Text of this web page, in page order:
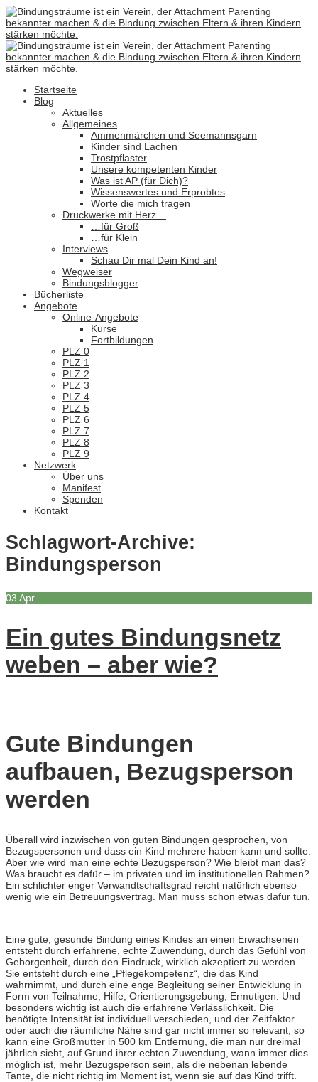
Startseite
Blog
Aktuelles
Allgemeines
Ammenmärchen und Seemannsgarn
Kinder sind Lachen
Trostpflaster
Unsere kompetenten Kinder
Was ist AP (für Dich)?
Wissenswertes und Erprobtes
Worte die mich tragen
Druckwerke mit Herz…
…für Groß
…für Klein
Interviews
Schau Dir mal Dein Kind an!
Wegweiser
Bindungsblogger
Bücherliste
Angebote
Online-Angebote
Kurse
Fortbildungen
PLZ 0
PLZ 1
PLZ 2
PLZ 3
PLZ 4
PLZ 5
PLZ 6
PLZ 7
PLZ 8
PLZ 9
Netzwerk
Über uns
Manifest
Spenden
Kontakt
Schlagwort-Archive:
Bindungsperson
03 Apr.
Ein gutes Bindungsnetz
weben – aber wie?
Gute Bindungen
aufbauen, Bezugsperson
werden
Überall wird inzwischen von guten Bindungen gesprochen, von
Bezugspersonen und dass ein Kind mehrere haben kann und sollte.
Aber wie wird man eine echte Bezugsperson? Wie bleibt man das?
Was braucht es dafür – im privaten und im institutionellen Rahmen?
Ein schlichter enger Verwandtschaftsgrad reicht natürlich ebenso
wenig wie ein Betreuungsvertrag. Man muss schon etwas dafür tun.
Eine gute, gesunde Bindung eines Kindes an einen Erwachsenen
entsteht durch erfahrene, echte Zuwendung, durch das Gefühl von
Geborgenheit, durch den Eindruck, wirklich akzeptiert zu werden.
Sie entsteht durch eine „Pflegekompetenz“, die das Kind
wahrnimmt, und durch eine enge Begleitung seiner Entwicklung in
Form von Teilnahme, Hilfe, Orientierungsgebung, Ermutigen. Und
besonders wichtig ist auch die erfahrene Verlässlichkeit. Die
benötigte Intensität ist individuell verschieden, und der Zeitfaktor
oder auch die räumliche Nähe sind gar nicht immer so relevant; so
kann eine Großmutter in 500 km Entfernung, die man nur dreimal
jährlich sieht, auf Grund ihrer echten Zuwendung, wann immer dies
möglich ist, mehr Bezugsperson sein, als die nebenan lebende
Tante, die nicht richtig im Moment ist, wenn sie auf das Kind trifft.